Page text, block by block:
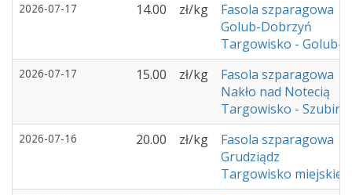
2026-07-17 14.00 zł/kg
Fasola szparagowa
Golub-Dobrzyń
Targowisko - Golub-
2026-07-17 15.00 zł/kg
Fasola szparagowa
Nakło nad Notecią
Targowisko - Szubin
2026-07-16 20.00 zł/kg
Fasola szparagowa
Grudziądz
Targowisko miejskie